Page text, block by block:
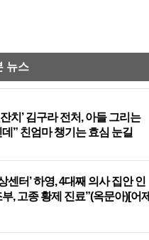
뉴스
잔치’ 김구라 전처, 아들 그리는
데” 친엄마 챙기는 효심 눈길
센터’ 하영, 4대째 의사 집안 인
, 고종 황제 진료”(옥문아)[어제